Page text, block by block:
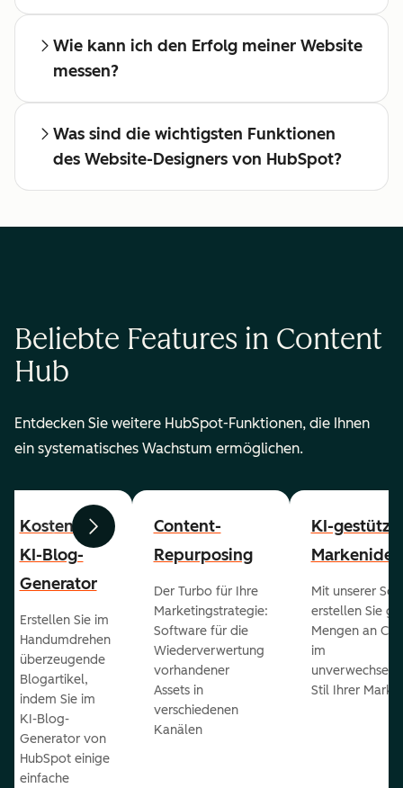
Wie kann ich den Erfolg meiner Website
messen?
Was sind die wichtigsten Funktionen
des Website-Designers von HubSpot?
Beliebte Features in Content
Hub
Entdecken Sie weitere HubSpot-Funktionen, die Ihnen
ein systematisches Wachstum ermöglichen.
ZurückWeiter
Kostenloser
KI-Blog-
Generator
Erstellen Sie im
Handumdrehen
überzeugende
Blogartikel,
indem Sie im
KI-Blog-
Generator von
HubSpot einige
einfache
Content-
Repurposing
Der Turbo für Ihre
Marketingstrategie:
Software für die
Wiederverwertung
vorhandener
Assets in
verschiedenen
Kanälen
KI-
Mit unserer
erstellen Sie
Mengen an
im
Stil Ihrer Marke.